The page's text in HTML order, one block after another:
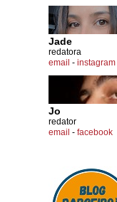
Jade
redatora
email - instagram
Jo
redator
email - facebook